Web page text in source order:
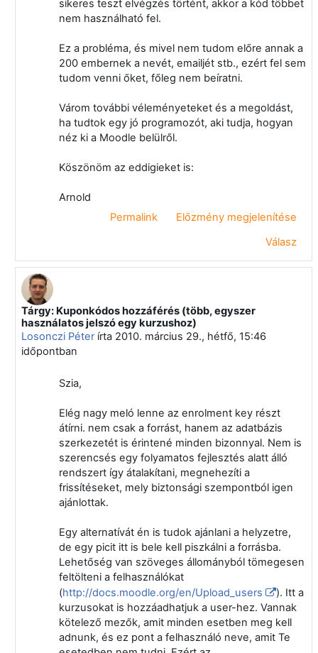
sikeres teszt elvégzés történt, akkor a kód többet
nem használható fel.
Ez a probléma, és mivel nem tudom előre annak a
200 embernek a nevét, emailjét stb., ezért fel sem
tudom venni őket, főleg nem beíratni.
Várom további véleményeteket és a megoldást,
ha tudtok egy jó programozót, aki tudja, hogyan
néz ki a Moodle belülről.
Köszönöm az eddigieket is:
Arnold
Permalink
Előzmény megjelenítése
Válasz
Válasz erre: Klein Arnold
Tárgy: Kuponkódos hozzáférés (több, egyszer
használatos jelszó egy kurzushoz)
Losonczi Péterírta 2010. március 29., hétfő, 15:46
időpontban
Szia,
Elég nagy meló lenne az enrolment key részt
átírni. nem csak a forrást, hanem az adatbázis
szerkezetét is érintené minden bizonnyal. Nem is
szerencsés egy folyamatos fejlesztés alatt álló
rendszert így átalakítani, megnehezíti a
frissítéseket, mely biztonsági szempontból igen
ajánlottak.
Egy alternatívát én is tudok ajánlani a helyzetre,
de egy picit itt is bele kell piszkálni a forrásba.
Lehetőség van szöveges állományból tömegesen
feltölteni a felhasználókat
(http://docs.moodle.org/en/Upload_users
). Itt a
kurzusokat is hozzáadhatjuk a user-hez. Vannak
kötelező mezők, amit minden esetben meg kell
adnunk, és ez pont a felhasználó neve, amit Te